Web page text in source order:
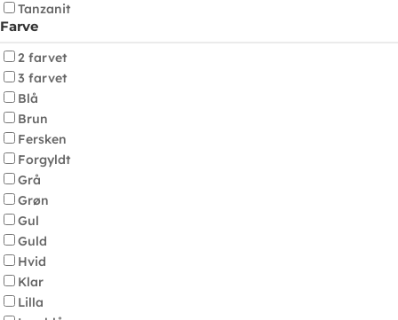
Tanzanit
Farve
2 farvet
3 farvet
Blå
Brun
Fersken
Forgyldt
Grå
Grøn
Gul
Guld
Hvid
Klar
Lilla